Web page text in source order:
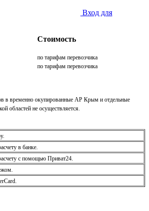
Вход для
Стоимость
по тарифам перевозчика
по тарифам перевозчика
в временно окупированные АР Крым и отдельные
областей не осуществляется.
в банке.
с помощью Приват24.